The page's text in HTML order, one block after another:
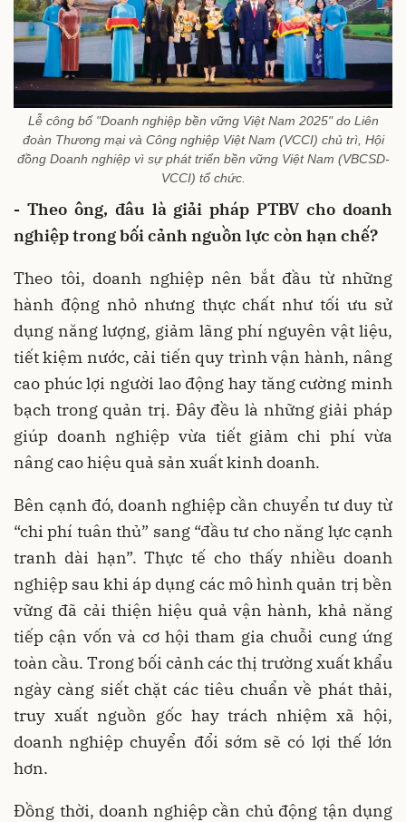
Lễ công bố "Doanh nghiệp bền vững Việt Nam 2025" do Liên
đoàn Thương mại và Công nghiệp Việt Nam (VCCI) chủ trì, Hội
đồng Doanh nghiệp vì sự phát triển bền vững Việt Nam (VBCSD-
VCCI) tổ chức.
- Theo ông, đâu là giải pháp PTBV cho doanh
nghiệp trong bối cảnh nguồn lực còn hạn chế?
Theo tôi, doanh nghiệp nên bắt đầu từ những
hành động nhỏ nhưng thực chất như tối ưu sử
dụng năng lượng, giảm lãng phí nguyên vật liệu,
tiết kiệm nước, cải tiến quy trình vận hành, nâng
cao phúc lợi người lao động hay tăng cường minh
bạch trong quản trị. Đây đều là những giải pháp
giúp doanh nghiệp vừa tiết giảm chi phí vừa
nâng cao hiệu quả sản xuất kinh doanh.
Bên cạnh đó, doanh nghiệp cần chuyển tư duy từ
“chi phí tuân thủ” sang “đầu tư cho năng lực cạnh
tranh dài hạn”. Thực tế cho thấy nhiều doanh
nghiệp sau khi áp dụng các mô hình quản trị bền
vững đã cải thiện hiệu quả vận hành, khả năng
tiếp cận vốn và cơ hội tham gia chuỗi cung ứng
toàn cầu. Trong bối cảnh các thị trường xuất khẩu
ngày càng siết chặt các tiêu chuẩn về phát thải,
truy xuất nguồn gốc hay trách nhiệm xã hội,
doanh nghiệp chuyển đổi sớm sẽ có lợi thế lớn
hơn.
Đồng thời, doanh nghiệp cần chủ động tận dụng